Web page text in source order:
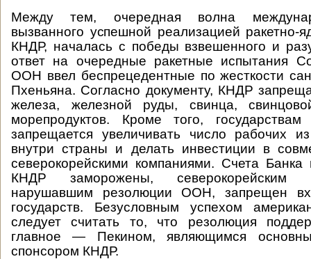
Между тем, очередная волна
вызванного успешной реализацией ракетно-
КНДР, началась с победы взвешенного и
ответ на очередные ракетные испытания
ООН ввел беспрецедентные по жесткости
Пхеньяна. Согласно документу, КНДР
железа, железной руды, свинца,
морепродуктов. Кроме того,
запрещается увеличивать число рабочих
внутри страны и делать инвестиции в
северокорейскими компаниями. Счета Банка
КНДР заморожены, северокорейским
нарушавшим резолюции ООН, запрещен
государств. Безусловным успехом
следует считать то, что резолюция
главное — Пекином, являющимся
спонсором КНДР.